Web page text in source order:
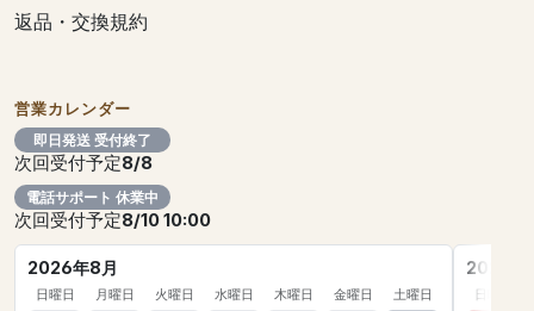
返品・交換規約
営業カレンダー
即日発送 受付終了
次回受付予定8/8
電話サポート 休業中
次回受付予定8/10 10:00
2026年8月
日曜日 月曜日 火曜日 水曜日 木曜日 金曜日 土曜日
2026年
日曜日